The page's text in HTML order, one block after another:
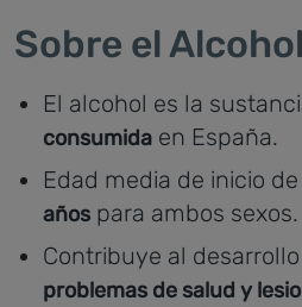
Sobre el Alcohol
El alcohol es la
consumida en España.
Edad media de inicio
años para ambos sexos.
Contribuye al
problemas de salud y